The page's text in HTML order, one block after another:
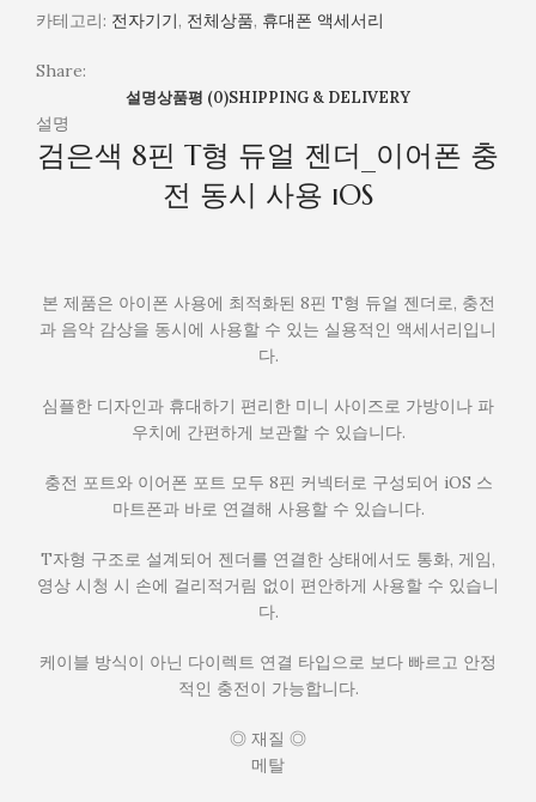
카테고리: 전자기기, 전체상품, 휴대폰 액세서리
Share:
설명상품평 (0)SHIPPING & DELIVERY
설명
검은색 8핀 T형 듀얼 젠더_이어폰 충
전 동시 사용 iOS
본 제품은 아이폰 사용에 최적화된 8핀 T형 듀얼 젠더로, 충전
과 음악 감상을 동시에 사용할 수 있는 실용적인 액세서리입니
다.
심플한 디자인과 휴대하기 편리한 미니 사이즈로 가방이나 파
우치에 간편하게 보관할 수 있습니다.
충전 포트와 이어폰 포트 모두 8핀 커넥터로 구성되어 iOS 스
마트폰과 바로 연결해 사용할 수 있습니다.
T자형 구조로 설계되어 젠더를 연결한 상태에서도 통화, 게임,
영상 시청 시 손에 걸리적거림 없이 편안하게 사용할 수 있습니
다.
케이블 방식이 아닌 다이렉트 연결 타입으로 보다 빠르고 안정
적인 충전이 가능합니다.
◎ 재질 ◎
메탈